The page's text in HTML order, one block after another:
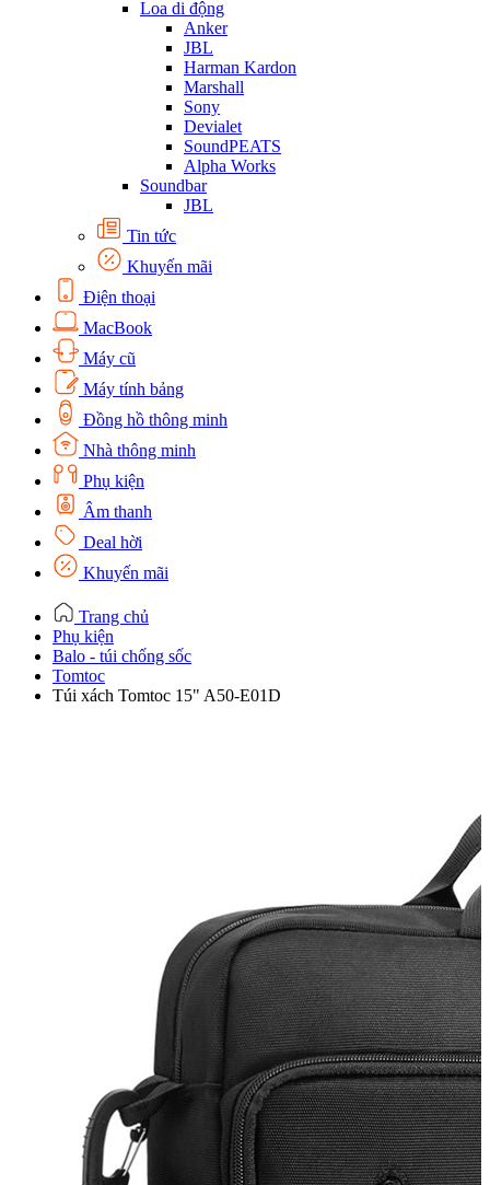
Loa di động
Anker
JBL
Harman Kardon
Marshall
Sony
Devialet
SoundPEATS
Alpha Works
Soundbar
JBL
Tin tức
Khuyến mãi
Điện thoại
MacBook
Máy cũ
Máy tính bảng
Đồng hồ thông minh
Nhà thông minh
Phụ kiện
Âm thanh
Deal hời
Khuyến mãi
Trang chủ
Phụ kiện
Balo - túi chống sốc
Tomtoc
Túi xách Tomtoc 15" A50-E01D